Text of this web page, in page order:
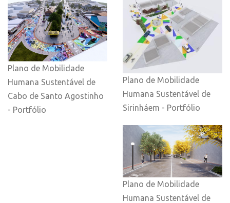
Plano de Mobilidade
Humana Sustentável de
Cabo de Santo Agostinho
- Portfólio
Plano de Mobilidade
Humana Sustentável de
Sirinháem - Portfólio
Plano de Mobilidade
Humana Sustentável de